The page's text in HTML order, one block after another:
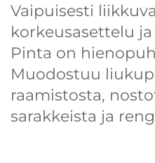
Vaipuisesti
korkeusasettelu
Pinta on
Muodostuu
raamistosta,
sarakkeista ja